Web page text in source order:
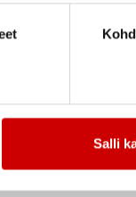
Salli
tuvan viinitilalla
Ilmoittautuminen
parkkipaikalta klo